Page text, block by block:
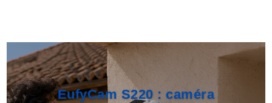
EufyCam S220 : caméra